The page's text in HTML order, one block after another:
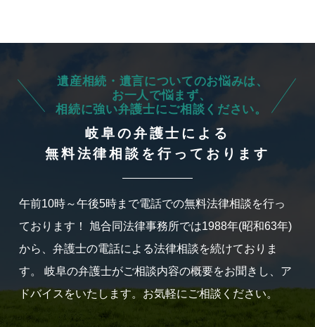
遺産相続・遺言についてのお悩みは、
お一人で悩まず、
相続に強い弁護士にご相談ください。
岐阜の弁護士による
無料法律相談を行っております
午前10時～午後5時まで電話での無料法律相談を行っ
ております！
旭合同法律事務所では1988年(昭和63年)
から、弁護士の電話による法律相談を続けておりま
す。
岐阜の弁護士がご相談内容の概要をお聞きし、ア
ドバイスをいたします。お気軽にご相談ください。